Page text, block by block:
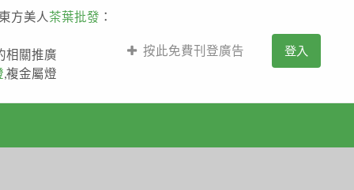
方美人 茶葉批發 ：
相關推廣
,複金屬燈
按此免費刊登廣告 登入